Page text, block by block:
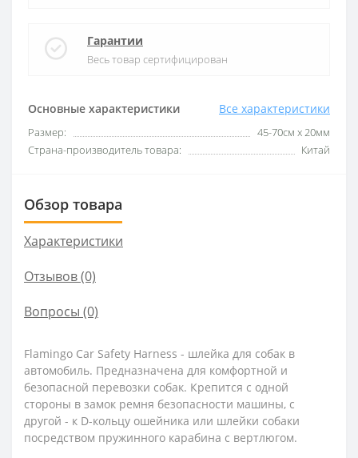
Основные характеристики Все характеристики
Размер:
45-70см х 20мм
Страна-производитель товара:
Китай
Гарантии
Весь товар сертифицирован
Обзор товара
Характеристики
Отзывов (0)
Вопросы (0)
Flamingo Car Safety Harness - шлейка для собак в
автомобиль. Предназначена для комфортной и
безопасной перевозки собак. Крепится с одной
стороны в замок ремня безопасности машины, с
другой - к D-кольцу ошейника или шлейки собаки
посредством пружинного карабина с вертлюгом.